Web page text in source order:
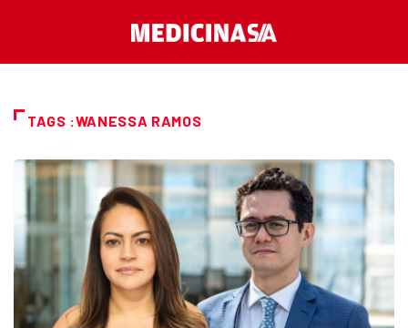
TAGS :WANESSA RAMOS